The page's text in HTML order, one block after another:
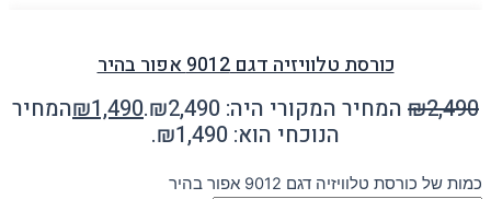
כורסת טלוויזיה דגם 9012 אפור בהיר
₪2,490 המחיר המקורי היה: ₪2,490. ₪1,490
המחיר
הנוכחי הוא: ₪1,490.
כמות של כורסת טלוויזיה דגם 9012 אפור בהיר